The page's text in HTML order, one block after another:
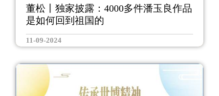
董松丨独家披露：4000多件潘玉良作品
是如何回到祖国的
11-09-2024